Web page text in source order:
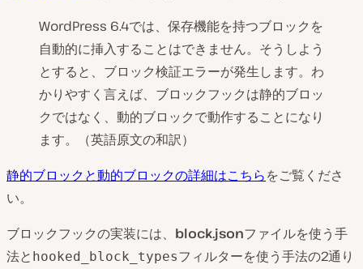
WordPress 6.4では、保存機能を持つブロックを
自動的に挿入することはできません。そうしよう
とすると、ブロック検証エラーが発生します。わ
かりやすく言えば、ブロックフックは静的ブロッ
クではなく、動的ブロックで動作することになり
ます。（英語原文の和訳）
静的ブロックと動的ブロックの詳細はこちらをご覧くださ
い。
ブロックフックの実装には、 block.jsonファイルを使う手
法と hooked_block_typesフィルターを使う手法の2通り